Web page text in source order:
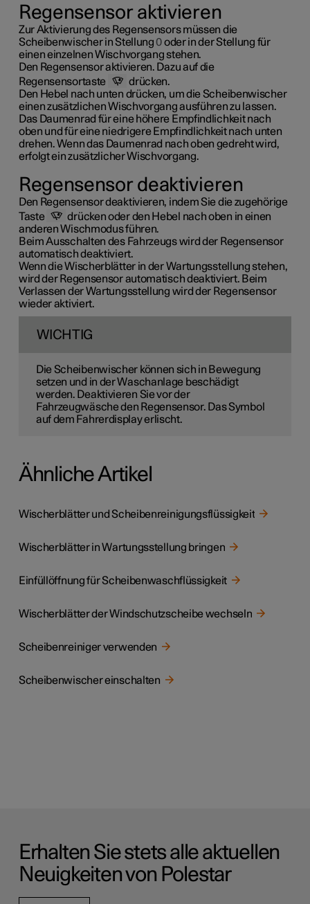
Regensensor aktivieren
Zur Aktivierung des Regensensors müssen die
Scheibenwischer in Stellung0oder in der Stellung für
einen einzelnen Wischvorgang stehen.
Den Regensensor aktivieren. Dazu auf die
Regensensortaste
drücken.
Den Hebel nach unten drücken, um die Scheibenwischer
einen zusätzlichen Wischvorgang ausführen zu lassen.
Das Daumenrad für eine höhere Empfindlichkeit nach
oben und für eine niedrigere Empfindlichkeit nach unten
drehen. Wenn das Daumenrad nach oben gedreht wird,
erfolgt ein zusätzlicher Wischvorgang.
Regensensor deaktivieren
Den Regensensor deaktivieren, indem Sie die zugehörige
Taste
drücken oder den Hebel nach oben in einen
anderen Wischmodus führen.
Beim Ausschalten des Fahrzeugs wird der Regensensor
automatisch deaktiviert.
Wenn die Wischerblätter in der Wartungsstellung stehen,
wird der Regensensor automatisch deaktiviert. Beim
Verlassen der Wartungsstellung wird der Regensensor
wieder aktiviert.
WICHTIG
Die Scheibenwischer können sich in Bewegung
setzen und in der Waschanlage beschädigt
werden. Deaktivieren Sie vor der
Fahrzeugwäsche den Regensensor. Das Symbol
auf dem Fahrerdisplay erlischt.
Ähnliche Artikel
Wischerblätter und Scheibenreinigungsflüssigkeit
Wischerblätter in Wartungsstellung bringen
Einfüllöffnung für Scheibenwaschflüssigkeit
Wischerblätter der Windschutzscheibe wechseln
Scheibenreiniger verwenden
Scheibenwischer einschalten
Erhalten Sie stets alle aktuellen
Neuigkeiten von Polestar